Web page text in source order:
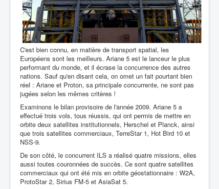
C'est bien connu, en matière de transport spatial, les
Européens sont les meilleurs. Ariane 5 est le lanceur le plus
performant du monde, et il écrase la concurrence des autres
nations. Sauf qu'en disant cela, on omet un fait pourtant bien
réel : Ariane et Proton, sa principale concurrente, ne sont pas
jugées selon les mêmes critères !
Examinons le bilan provisoire de l'année 2009. Ariane 5 a
effectué trois vols, tous réussis, qui ont permis de mettre en
orbite deux satellites institutionnels, Herschel et Planck, ainsi
que trois satellites commerciaux, TerreStar 1, Hot Bird 10 et
NSS-9.
De son côté, le concurrent ILS a réalisé quatre missions, elles
aussi toutes couronnées de succès. Ce sont quatre satellites
commerciaux qui ont été mis en orbite géostationnaire : W2A,
ProtoStar 2, Sirius FM-5 et AsiaSat 5.